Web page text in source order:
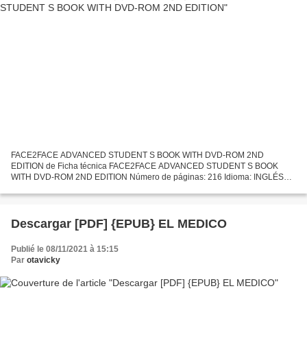
FACE2FACE ADVANCED STUDENT S BOOK WITH DVD-ROM 2ND
EDITION de Ficha técnica FACE2FACE ADVANCED STUDENT S BOOK
WITH DVD-ROM 2ND EDITION Número de páginas: 216 Idioma: INGLÉS
CAMBRIDGE UNIVERSITY...
Descargar [PDF] {EPUB} EL MEDICO
Publié le 08/11/2021 à 15:15
Par otavicky